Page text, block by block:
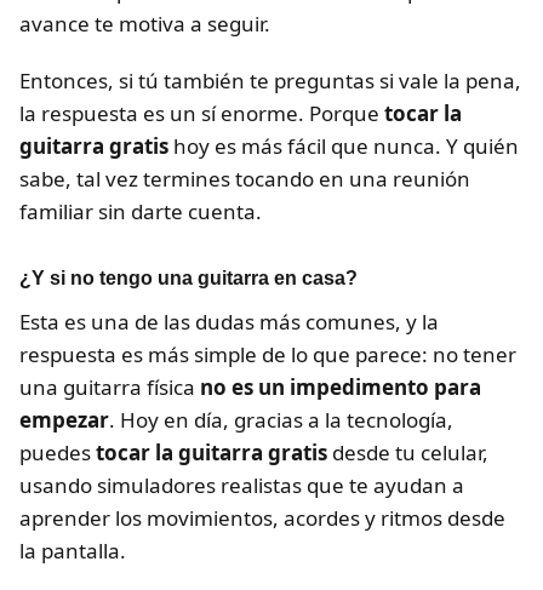
avance te motiva a seguir.
Entonces, si tú también te preguntas si vale la pena,
la respuesta es un sí enorme. Porque tocar la
guitarra gratis hoy es más fácil que nunca. Y quién
sabe, tal vez termines tocando en una reunión
familiar sin darte cuenta.
¿Y si no tengo una guitarra en casa?
Esta es una de las dudas más comunes, y la
respuesta es más simple de lo que parece: no tener
una guitarra física no es un impedimento para
empezar. Hoy en día, gracias a la tecnología,
puedestocar la guitarra gratis desde tu celular,
usando simuladores realistas que te ayudan a
aprender los movimientos, acordes y ritmos desde
la pantalla.